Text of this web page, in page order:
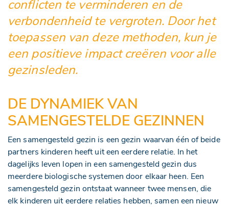
conflicten te verminderen en de
verbondenheid te vergroten. Door het
toepassen van deze methoden, kun je
een positieve impact creëren voor alle
gezinsleden.
DE DYNAMIEK VAN
SAMENGESTELDE GEZINNEN
Een samengesteld gezin is een gezin waarvan één of beide
partners kinderen heeft uit een eerdere relatie. In het
dagelijks leven lopen in een samengesteld gezin dus
meerdere biologische systemen door elkaar heen. Een
samengesteld gezin ontstaat wanneer twee mensen, die
elk kinderen uit eerdere relaties hebben, samen een nieuw